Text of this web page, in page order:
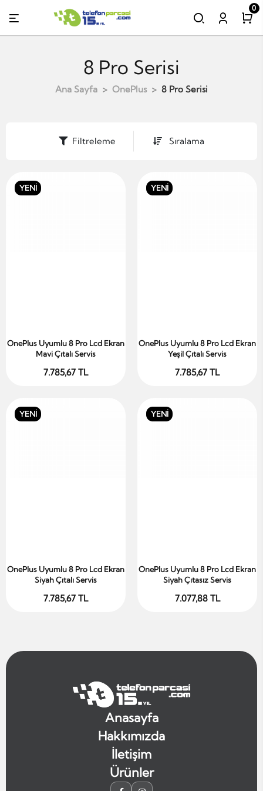
0
8 Pro Serisi
Ana Sayfa OnePlus 8 Pro Serisi
Filtreleme Sıralama
YENİ
Sepete Ekle
OnePlus Uyumlu 8 Pro Lcd Ekran
Mavi Çıtalı Servis
7.785,67 TL
YENİ
Sepete Ekle
OnePlus Uyumlu 8 Pro Lcd Ekran
Yeşil Çıtalı Servis
7.785,67 TL
YENİ
Sepete Ekle
OnePlus Uyumlu 8 Pro Lcd Ekran
Siyah Çıtalı Servis
7.785,67 TL
YENİ
Sepete Ekle
OnePlus Uyumlu 8 Pro Lcd Ekran
Siyah Çıtasız Servis
7.077,88 TL
Anasayfa
Hakkımızda
İletişim
Ürünler